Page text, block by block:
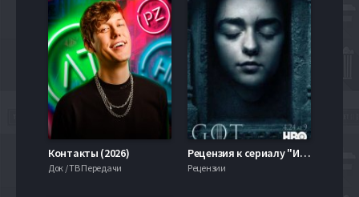
Контакты (2026)
Док / ТВ Передачи
Рецензия к сериалу "Игра престолов" 6 Сезон
Рецензии